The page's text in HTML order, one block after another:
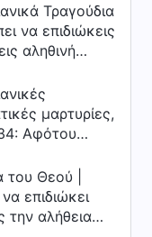
Τραγούδια
να επιδιώκεις
αληθινή
μαρτυρίες,
Αφότου
μου για
του Θεού |
επιδιώκει
την αλήθεια